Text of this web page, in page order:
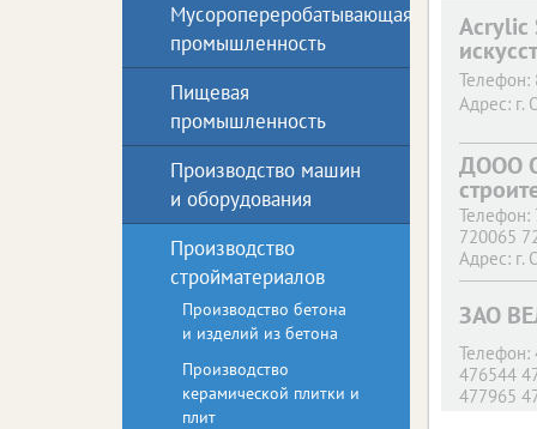
Acrylic
Телефон:
Адрес: г.
ДООО
Телефон:
720065
Адрес: г.
ЗАО
Телефон:
476544
477965
Мусоропереробатывающая
промышленность
Пищевая
промышленность
Производство машин
и оборудования
Производство
стройматериалов
Производство бетона
и изделий из бетона
Производство
керамической плитки и
плит